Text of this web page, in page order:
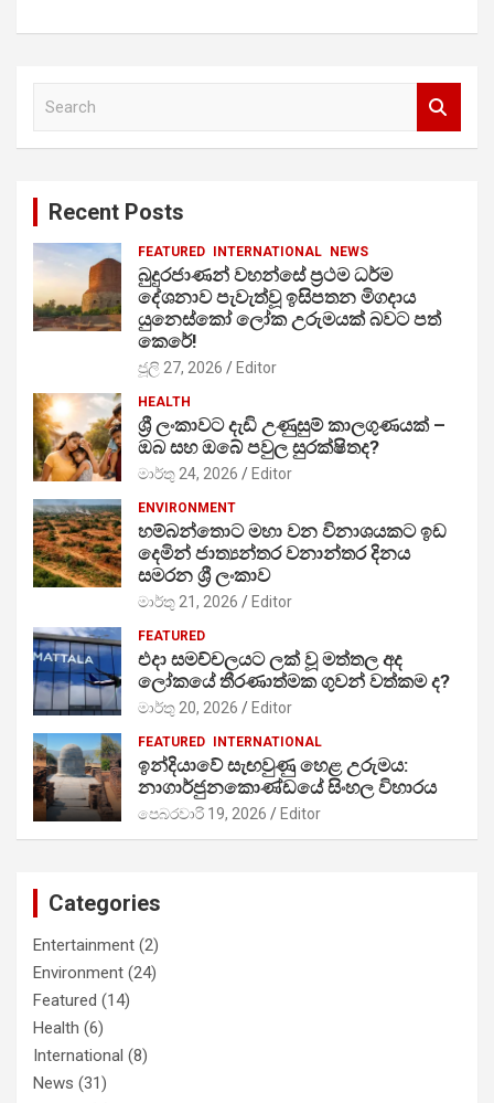
Recent Posts
FEATURED INTERNATIONAL NEWS
බුදුරජාණන් වහන්සේ ප්‍රථම ධර්ම
දේශනාව පැවැත්වූ ඉසිපතන මිගදාය
යුනෙස්කෝ ලෝක උරුමයක් බවට පත්
කෙරේ!
ජූලි 27, 2026 Editor
HEALTH
ශ්‍රී ලංකාවට දැඩි උණුසුම් කාලගුණයක් –
ඔබ සහ ඔබේ පවුල සුරක්ෂිතද?
මාර්තු 24, 2026 Editor
ENVIRONMENT
හම්බන්තොට මහා වන විනාශයකට ඉඩ
දෙමින් ජාත්‍යන්තර වනාන්තර දිනය
සමරන ශ්‍රී ලංකාව
මාර්තු 21, 2026 Editor
FEATURED
එදා සමච්චලයට ලක් වූ මත්තල අද
ලෝකයේ තීරණාත්මක ගුවන් වත්කම ද?
මාර්තු 20, 2026 Editor
FEATURED INTERNATIONAL
ඉන්දියාවේ සැඟවුණු හෙළ උරුමය:
නාගාර්ජුනකොණ්ඩයේ සිංහල විහාරය
පෙබරවාරි 19, 2026 Editor
Categories
Entertainment (2)
Environment (24)
Featured (14)
Health (6)
International (8)
News (31)